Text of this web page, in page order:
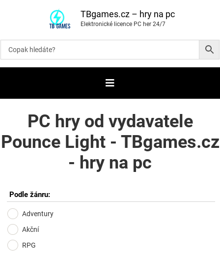
o
i
t
b
TBgames.cz – hry na pc
Elektronické licence PC her 24/7
PC hry od vydavatele
Pounce Light - TBgames.cz
- hry na pc
Podle žánru:
Adventury
Akční
RPG